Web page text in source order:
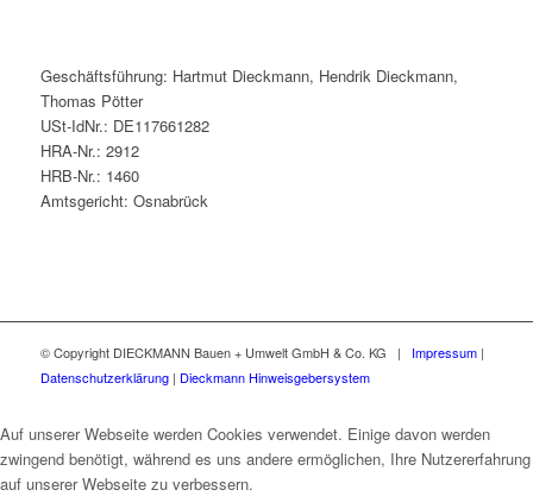
Geschäftsführung: Hartmut Dieckmann, Hendrik Dieckmann,
Thomas Pötter
USt-IdNr.: DE117661282
HRA-Nr.: 2912
HRB-Nr.: 1460
Amtsgericht: Osnabrück
© Copyright DIECKMANN Bauen + Umwelt GmbH & Co. KG | Impressum|
Datenschutzerklärung| Dieckmann Hinweisgebersystem
Auf unserer Webseite werden Cookies verwendet. Einige davon werden
zwingend benötigt, während es uns andere ermöglichen, Ihre Nutzererfahrung
auf unserer Webseite zu verbessern.